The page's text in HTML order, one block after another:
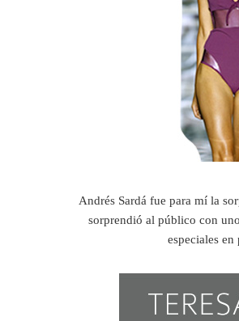
Andrés Sardá fue para mí la
sorprendió al público con
especiales